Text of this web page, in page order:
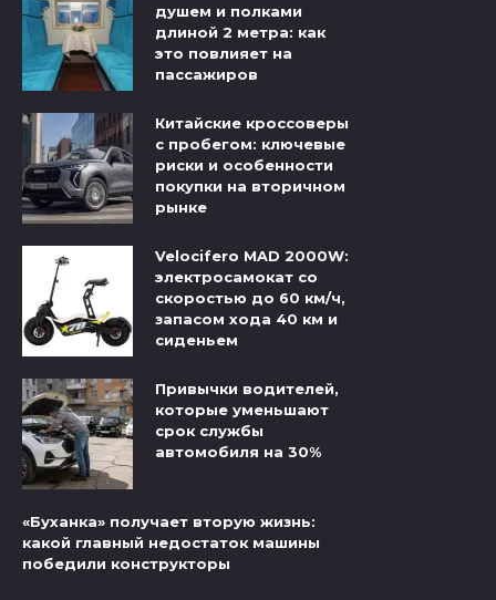
душем и полками
длиной 2 метра: как
это повлияет на
пассажиров
Китайские кроссоверы
с пробегом: ключевые
риски и особенности
покупки на вторичном
рынке
Velocifero MAD 2000W:
электросамокат со
скоростью до 60 км/ч,
запасом хода 40 км и
сиденьем
Привычки водителей,
которые уменьшают
срок службы
автомобиля на 30%
«Буханка» получает вторую жизнь:
какой главный недостаток машины
победили конструкторы